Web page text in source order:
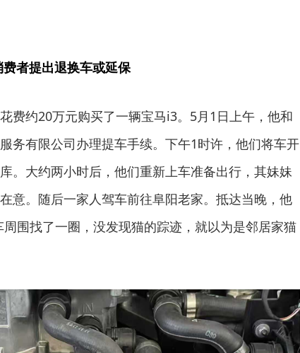
者提出退换车或延保
费约20万元购买了一辆宝马i3。5月1日上午，他和
务有限公司办理提车手续。下午1时许，他们将车开
。大约两小时后，他们重新上车准备出行，其妹妹
意。随后一家人驾车前往阜阳老家。抵达当晚，他
围找了一圈，没发现猫的踪迹，就以为是邻居家猫